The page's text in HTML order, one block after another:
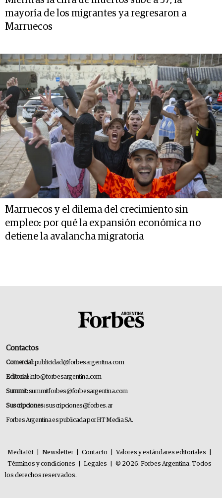
mayoría de los migrantes ya regresaron a
Marruecos
Marruecos y el dilema del crecimiento sin
empleo: por qué la expansión económica no
detiene la avalancha migratoria
Contactos
Comercial:publicidad@forbesargentina.com
Editorial:info@forbesargentina.com
Summit:summitforbes@forbesargentina.com
Suscripciones:suscripciones@forbes.ar
Forbes Argentina es publicada por HT Media SA.
MediaKit Newsletter Contacto Valores y estándares editoriales
Términos y condiciones
Legales
© 2026. Forbes Argentina. Todos
los derechos reservados.